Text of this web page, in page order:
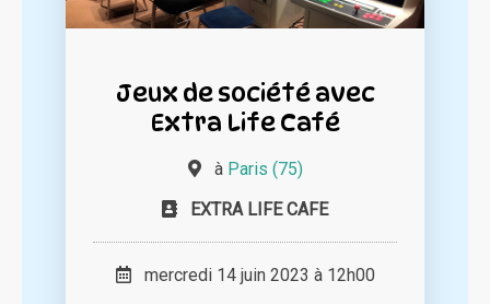
Jeux de société avec
Extra Life Café
à Paris (75)
EXTRA LIFE CAFE
mercredi 14 juin 2023 à 12h00